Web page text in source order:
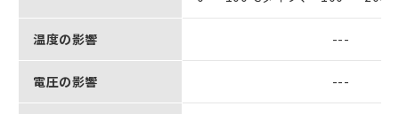
温度の影響 ---
電圧の影響 ---